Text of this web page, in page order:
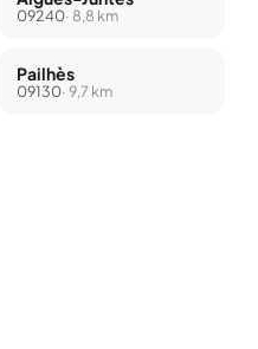
09240· 8,8 km
Pailhès
09130· 9,7 km